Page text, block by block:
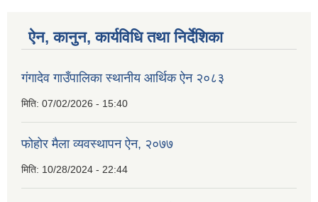
ऐन, कानुन, कार्यविधि तथा निर्देशिका
गंगादेव गाउँपालिका स्थानीय आर्थिक ऐन २०८३
मिति: 07/02/2026 - 15:40
फोहोर मैला व्यवस्थापन ऐन, २०७७
मिति: 10/28/2024 - 22:44